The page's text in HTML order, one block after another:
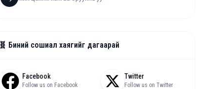
🧬 Биний сошиал хаягийг дагаарай
Facebook
Follow us on Facebook
Twitter
Follow us on Twitter